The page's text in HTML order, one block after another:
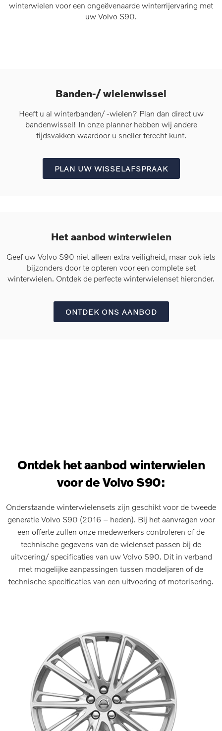
winterwielen voor een ongeëvenaarde winterrijervaring met
uw Volvo S90.
Banden-/ wielenwissel
Heeft u al winterbanden/ -wielen? Plan dan direct uw
bandenwissel! In onze planner hebben wij andere
tijdsvakken waardoor u sneller terecht kunt.
PLAN UW WISSELAFSPRAAK
Het aanbod winterwielen
Geef uw Volvo S90 niet alleen extra veiligheid, maar ook iets
bijzonders door te opteren voor een complete set
winterwielen. Ontdek de perfecte winterwielenset hieronder.
ONTDEK ONS AANBOD
Ontdek het aanbod winterwielen
voor de Volvo S90:
Onderstaande winterwielensets zijn geschikt voor de tweede
generatie Volvo S90 (2016 – heden). Bij het aanvragen voor
een offerte zullen onze medewerkers controleren of de
technische gegevens van de wielenset passen bij de
uitvoering/ specificaties van uw Volvo S90. Dit in verband
met mogelijke aanpassingen tussen modeljaren of de
technische specificaties van een uitvoering of motorisering.